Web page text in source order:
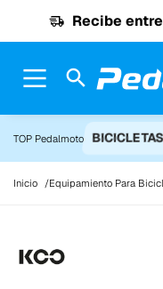
Recibe entre
TOP Pedalmoto
Inicio Equipamiento Para